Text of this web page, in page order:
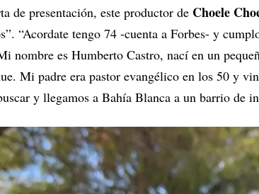
de presentación, este productor de Choele
“Acordate tengo 74 -cuenta a Forbes- y
nombre es Humberto Castro, nací en un
Mi padre era pastor evangélico en los 50 y
y llegamos a Bahía Blanca a un barrio de